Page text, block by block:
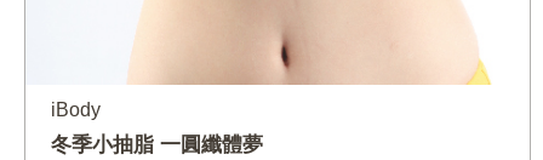
iBody
冬季小抽脂 一圓纖體夢